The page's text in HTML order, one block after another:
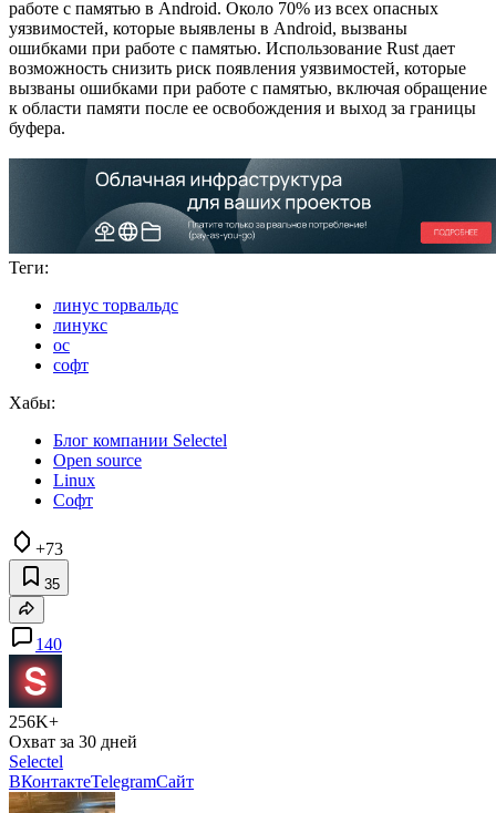
работе с памятью в Android. Около 70% из всех опасных
уязвимостей, которые выявлены в Android, вызваны
ошибками при работе с памятью. Использование Rust дает
возможность снизить риск появления уязвимостей, которые
вызваны ошибками при работе с памятью, включая обращение
к области памяти после ее освобождения и выход за границы
буфера.
Теги:
линус торвальдс
линукс
ос
софт
Хабы:
Блог компании Selectel
Open source
Linux
Софт
+73
35
140
256K+
Охват за 30 дней
Selectel
ВКонтактеTelegramСайт